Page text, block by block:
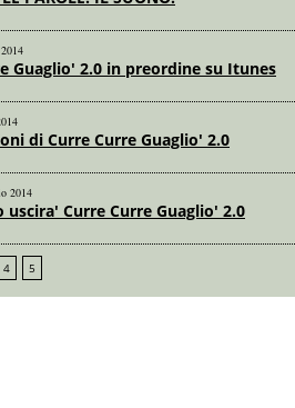
Guaglio' 2.0 in preordine su Itunes
di Curre Curre Guaglio' 2.0
2014
uscira' Curre Curre Guaglio' 2.0
4 5